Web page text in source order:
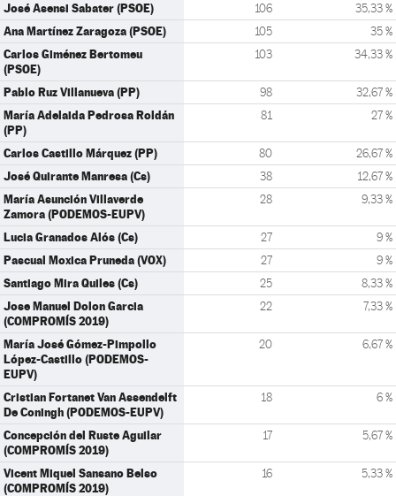
José Asensi Sabater (PSOE) 106 35,33 %
Ana Martínez Zaragoza (PSOE) 105 35 %
Carlos Giménez Bertomeu
(PSOE)
103 34,33 %
Pablo Ruz Villanueva (PP) 98 32,67 %
María Adelaida Pedrosa Roldán
(PP)
81 27 %
Carlos Castillo Márquez (PP) 80 26,67 %
José Quirante Manresa (Cs) 38 12,67 %
María Asunción Villaverde
Zamora (PODEMOS-EUPV)
28 9,33 %
Lucia Granados Alós (Cs) 27 9 %
Pascual Moxica Pruneda (VOX) 27 9 %
Santiago Mira Quiles (Cs) 25 8,33 %
Jose Manuel Dolon Garcia
(COMPROMÍS 2019)
22 7,33 %
María José Gómez-Pimpollo
López-Castillo (PODEMOS-
EUPV)
20 6,67 %
Cristian Fortanet Van Assendelft
De Coningh (PODEMOS-EUPV)
18 6 %
Concepción del Ruste Aguilar
(COMPROMÍS 2019)
17 5,67 %
Vicent Miquel Sansano Belso
(COMPROMÍS 2019)
16 5,33 %